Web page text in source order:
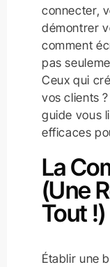
connecter,
démontrer
comment
pas
Ceux qui
vos clients
guide vous
efficaces
La
(une
Tout !)
Établir une